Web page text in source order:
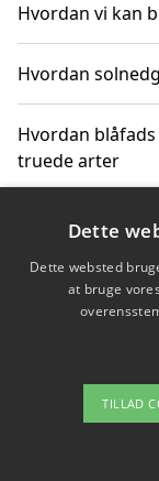
Hvordan vi kan
Hvordan
Hvordan
truede arter
Hvordan kan
Om
Dette
Dette websted
at bruge
TILLAD